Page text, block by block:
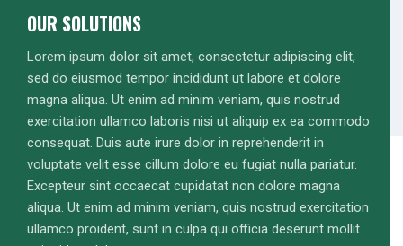
OUR SOLUTIONS
Lorem ipsum dolor sit amet, consectetur adipiscing elit,
sed do eiusmod tempor incididunt ut labore et dolore
magna aliqua. Ut enim ad minim veniam, quis nostrud
exercitation ullamco laboris nisi ut aliquip ex ea commodo
consequat. Duis aute irure dolor in reprehenderit in
voluptate velit esse cillum dolore eu fugiat nulla pariatur.
Excepteur sint occaecat cupidatat non dolore magna
aliqua. Ut enim ad minim veniam, quis nostrud exercitation
ullamco proident, sunt in culpa qui officia deserunt mollit